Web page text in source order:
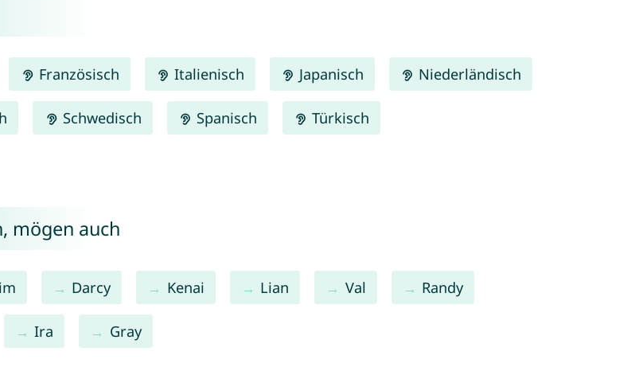
Französisch Italienisch Japanisch Niederländisch
Schwedisch Spanisch Türkisch
mögen auch
Darcy Kenai Lian Val Randy
Ira Gray